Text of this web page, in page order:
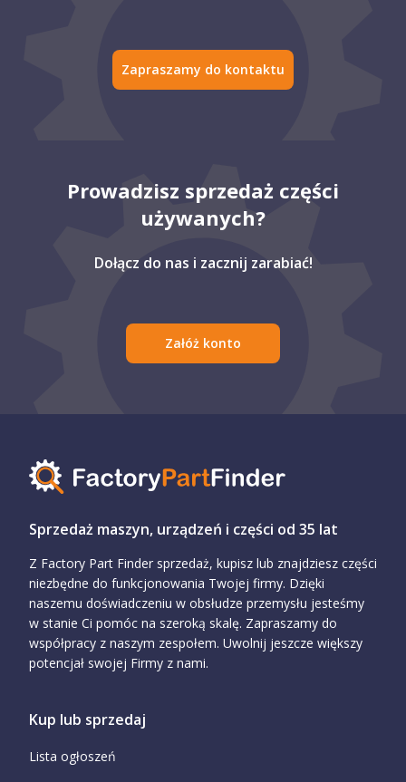
Zapraszamy do kontaktu
Prowadzisz sprzedaż części
używanych?
Dołącz do nas i zacznij zarabiać!
Załóż konto
Sprzedaż maszyn, urządzeń i części od 35 lat
Z Factory Part Finder sprzedaż, kupisz lub znajdziesz części
niezbędne do funkcjonowania Twojej firmy. Dzięki
naszemu doświadczeniu w obsłudze przemysłu jesteśmy
w stanie Ci pomóc na szeroką skalę. Zapraszamy do
współpracy z naszym zespołem. Uwolnij jeszcze większy
potencjał swojej Firmy z nami.
Kup lub sprzedaj
Lista ogłoszeń